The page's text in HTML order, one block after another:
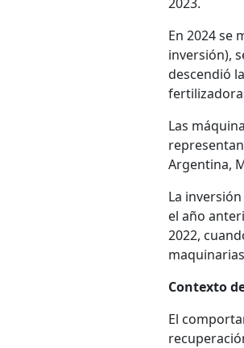
En 2024 se
inversión),
descendió
Las
Argentina,
La
el año
2022,
Contexto
El